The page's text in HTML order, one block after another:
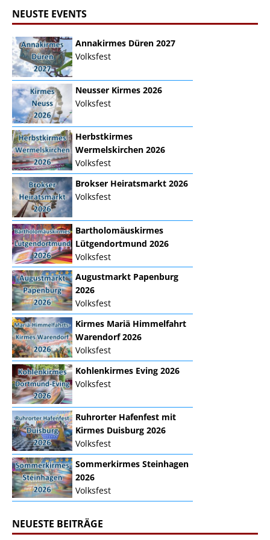
NEUSTE EVENTS
Annakirmes Düren 2027
Volksfest
Neusser Kirmes 2026
Volksfest
Herbstkirmes
Wermelskirchen 2026
Volksfest
Brokser Heiratsmarkt 2026
Volksfest
Bartholomäuskirmes
Lütgendortmund 2026
Volksfest
Augustmarkt Papenburg
2026
Volksfest
Kirmes Mariä Himmelfahrt
Warendorf 2026
Volksfest
Kohlenkirmes Eving 2026
Volksfest
Ruhrorter Hafenfest mit
Kirmes Duisburg 2026
Volksfest
Sommerkirmes Steinhagen
2026
Volksfest
NEUESTE BEITRÄGE